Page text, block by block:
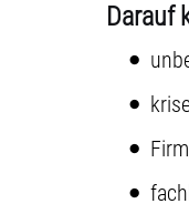
Darauf